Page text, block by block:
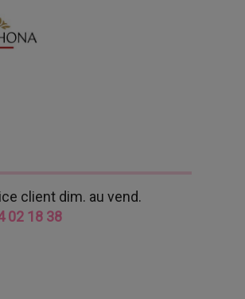
client dim. au vend.
02 18 38